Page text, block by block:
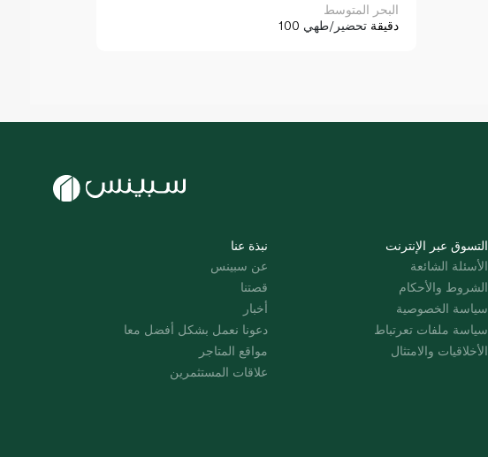
البحر المتوسط
100 دقيقة تحضير/طهي
نبذة عنا
عن سبينس
قصتنا
أخبار
دعونا نعمل بشكل أفضل معا
مواقع المتاجر
علاقات المستثمرين
التسوق عبر الإنترنت
الأسئلة الشائعة
الشروط والأحكام
سياسة الخصوصية
سياسة ملفات تعرتباط
الأخلاقيات والامتثال